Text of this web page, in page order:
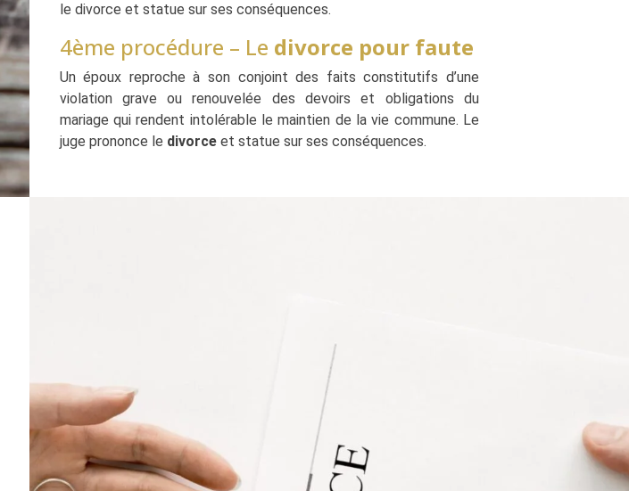
le divorce et statue sur ses conséquences.
4ème procédure – Le divorce pour faute
Un époux reproche à son conjoint des faits constitutifs d’une
violation grave ou renouvelée des devoirs et obligations du
mariage qui rendent intolérable le maintien de la vie commune. Le
juge prononce le divorceet statue sur ses conséquences.